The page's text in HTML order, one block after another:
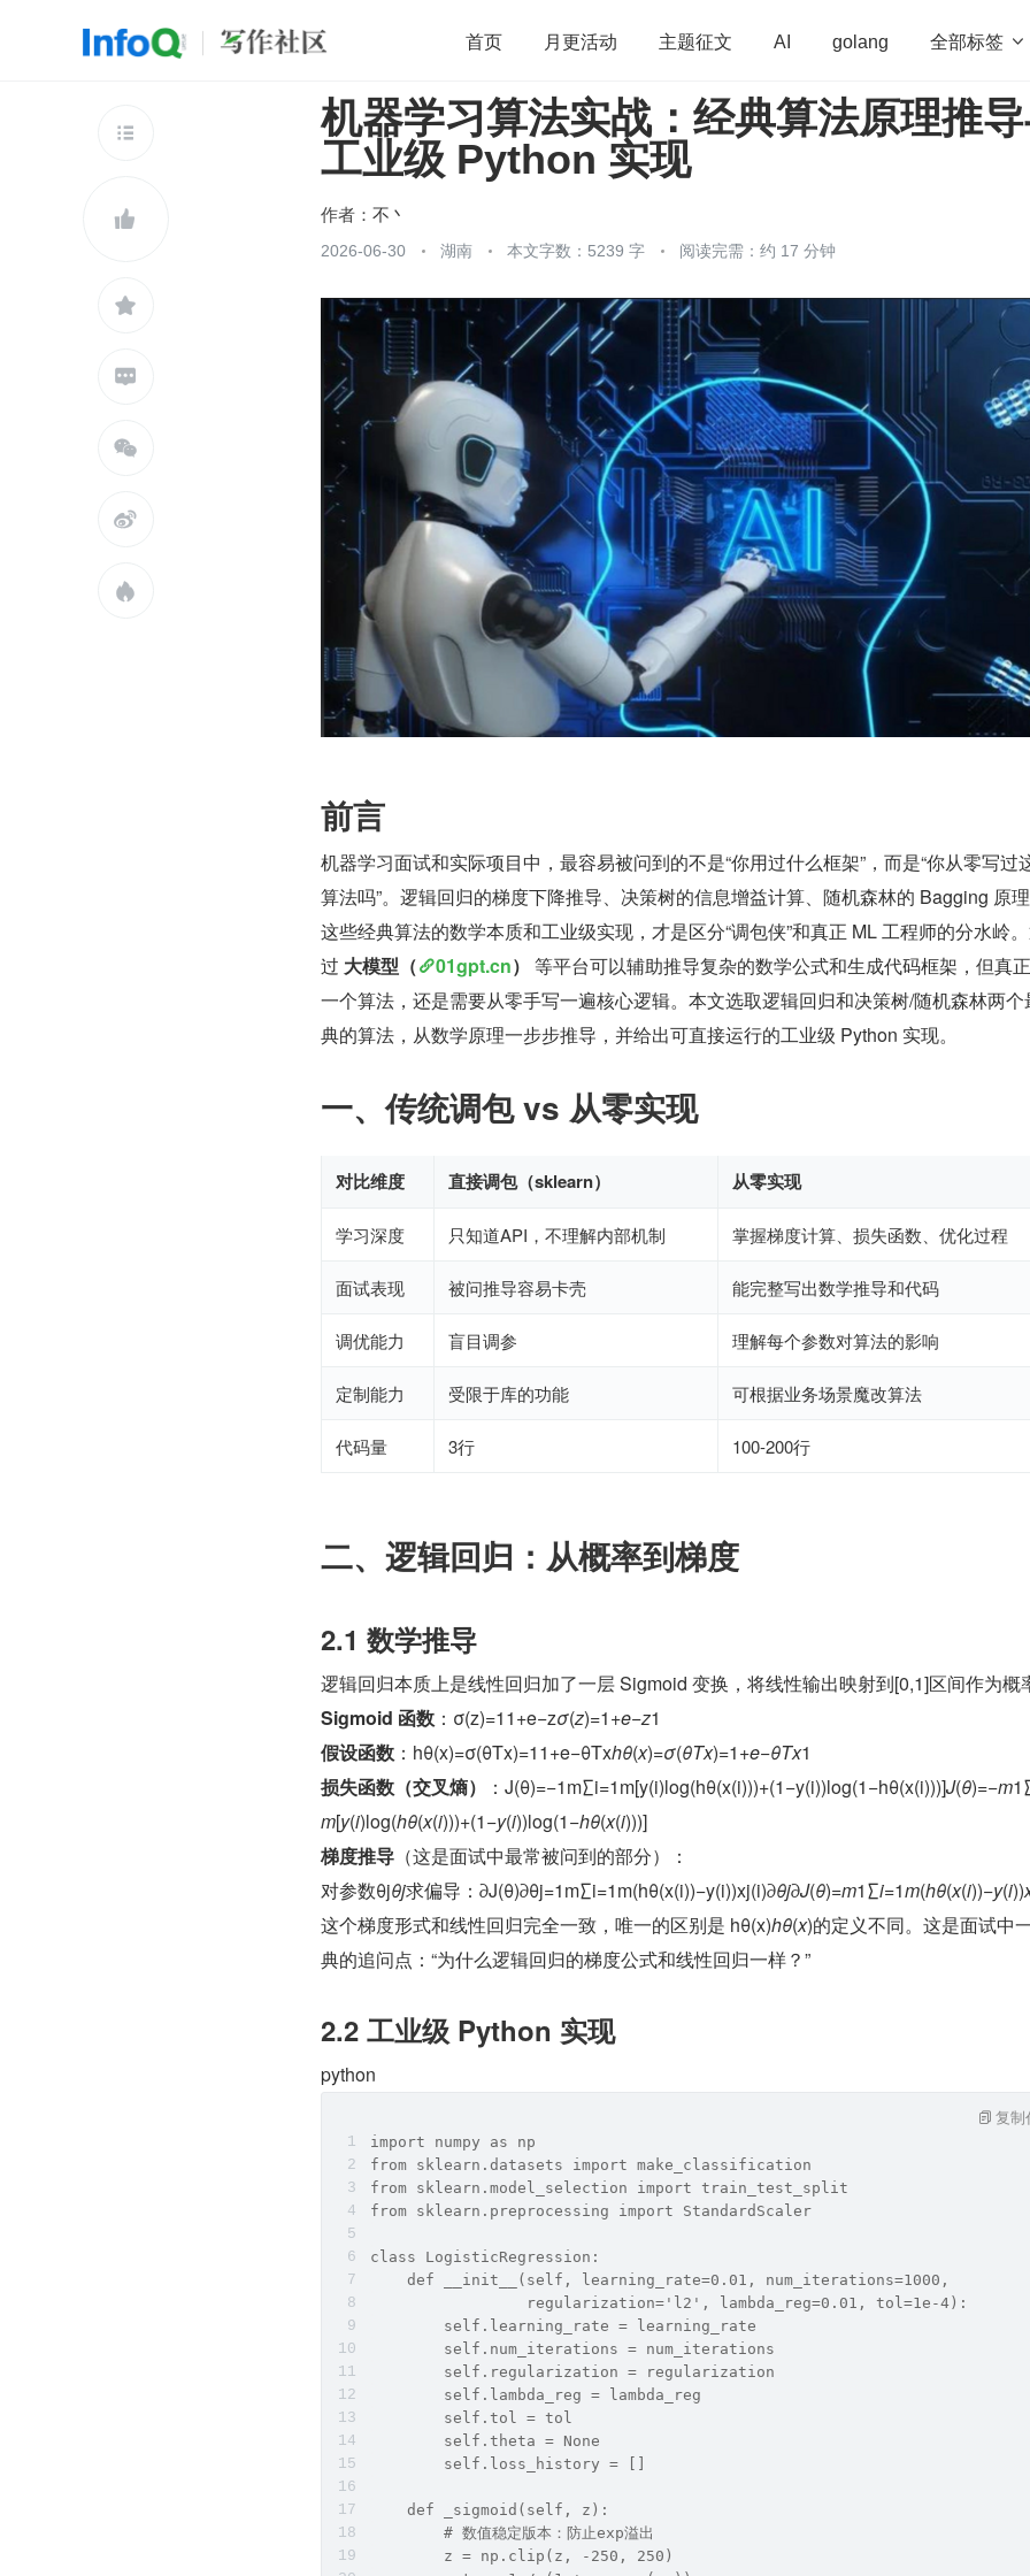
首页 月更活动 主题征文 AI golang 全部标签 
开源 架构 OpenHarmony 算法 学习方法 Web3.0 高
团队管理 程序员 运维
查看更多







机器学习算法实战：经典算法原理推
工业级 Python 实现
作者： 不丶
2026-06-30 湖南 本文字数：5239 字 阅读完需：约 17 分钟
前言
机器学习面试和实际项目中，最容易被问到的不是“你用过什么框架”，而是“你从零写过
算法吗”。逻辑回归的梯度下降推导、决策树的信息增益计算、随机森林的 Bagging
这些经典算法的数学本质和工业级实现，才是区分“调包侠”和真正 ML 工程师的分水岭
过 大模型（ 01gpt.cn） 等平台可以辅助推导复杂的数学公式和生成代码框架，但真
一个算法，还是需要从零手写一遍核心逻辑。本文选取逻辑回归和决策树/随机森林两个
典的算法，从数学原理一步步推导，并给出可直接运行的工业级 Python 实现。
一、传统调包 vs 从零实现
对比维度 直接调包（sklearn） 从零实现
学习深度 只知道API，不理解内部机制 掌握梯度计算、损失函数、优化过程
面试表现 被问推导容易卡壳 能完整写出数学推导和代码
调优能力 盲目调参 理解每个参数对算法的影响
定制能力 受限于库的功能 可根据业务场景魔改算法
代码量 3行 100-200行
二、逻辑回归：从概率到梯度
2.1 数学推导
逻辑回归本质上是线性回归加了一层 Sigmoid 变换，将线性输出映射到[0,1]区间作为概
Sigmoid 函数 ：σ(z)=11+e−zσ(z)=1+e−z1​
假设函数 ：hθ(x)=σ(θTx)=11+e−θTxhθ​(x)=σ(θTx)=1+e−θTx1​
损失函数（交叉熵）
：J(θ)=−1m∑i=1m[y(i)log⁡(hθ(x(i)))+(1−y(i))log⁡(1−hθ(x(i)))]J(θ)=−m
m​[y(i)log(hθ​(x(i)))+(1−y(i))log(1−hθ​(x(i)))]
梯度推导 （这是面试中最常被问到的部分）：
对参数θjθj​求偏导：∂J(θ)∂θj=1m∑i=1m(hθ(x(i))−y(i))xj(i)∂θj​∂J(θ)​=m1​∑i=1m​(hθ​(x(i))−y(i))
这个梯度形式和线性回归完全一致，唯一的区别是 hθ(x)hθ​(x)的定义不同。这是面试中
典的追问点：“为什么逻辑回归的梯度公式和线性回归一样？”
2.2 工业级 Python 实现
python
import numpy as np
from sklearn.datasets import make_classification
from sklearn.model_selection import train_test_split
from sklearn.preprocessing import StandardScaler
class LogisticRegression:
    def __init__(self, learning_rate=0.01, num_iterations=1000,
                 regularization='l2', lambda_reg=0.01, tol=1e-4):
        self.learning_rate = learning_rate
        self.num_iterations = num_iterations
        self.regularization = regularization
        self.lambda_reg = lambda_reg
        self.tol = tol
        self.theta = None
        self.loss_history = []
    def _sigmoid(self, z):
        # 数值稳定版本：防止exp溢出
        z = np.clip(z, -250, 250)
复制